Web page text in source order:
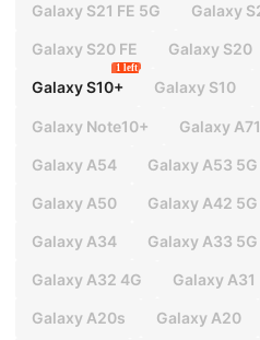
Galaxy S21 FE 5G Galaxy
Galaxy S20 FE Galaxy S20
Galaxy S10+
1 left
Galaxy S10
Galaxy Note10+ Galaxy
Galaxy A54 Galaxy A53 5G
Galaxy A50 Galaxy A42 5G
Galaxy A34 Galaxy A33 5G
Galaxy A32 4G Galaxy A31
Galaxy A20s Galaxy A20